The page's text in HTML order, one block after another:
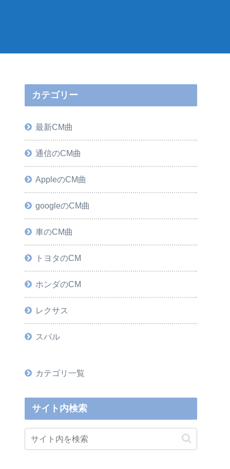
カテゴリー
最新CM曲
通信のCM曲
AppleのCM曲
googleのCM曲
車のCM曲
トヨタのCM
ホンダのCM
レクサス
スバル
カテゴリ一覧
サイト内検索